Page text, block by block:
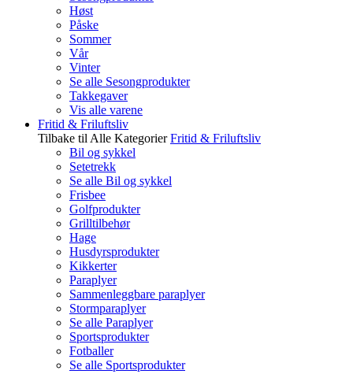
Høst
Påske
Sommer
Vår
Vinter
Se alle Sesongprodukter
Takkegaver
Vis alle varene
Fritid & Friluftsliv
Tilbake til Alle Kategorier Fritid & Friluftsliv
Bil og sykkel
Setetrekk
Se alle Bil og sykkel
Frisbee
Golfprodukter
Grilltilbehør
Hage
Husdyrsprodukter
Kikkerter
Paraplyer
Sammenleggbare paraplyer
Stormparaplyer
Se alle Paraplyer
Sportsprodukter
Fotballer
Se alle Sportsprodukter